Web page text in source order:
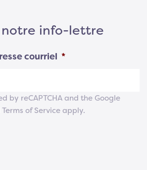
info-lettre
courriel *
by reCAPTCHA and the Google
Terms of Service apply.